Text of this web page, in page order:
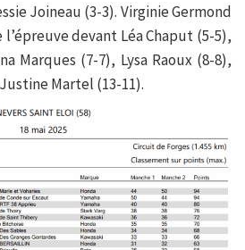
Joineau (3-3). Virginie Germond
devant Léa Chaput (5-5),
Marques (7-7), Lysa Raoux (8-8),
Martel (13-11).